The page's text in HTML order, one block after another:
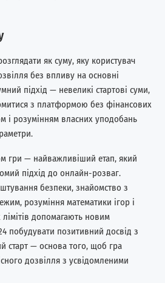
як суму, яку користувач
без впливу на основні
підхід — невеликі стартові суми,
з платформою без фінансових
і розумінням власних уподобань
гри — найважливіший етап, який
підхід до онлайн-розваг.
безпеки, знайомство з
розуміння математики ігор і
допомагають новим
побудувати позитивний досвід з
старт — основа того, щоб гра
дозвілля з усвідомленими